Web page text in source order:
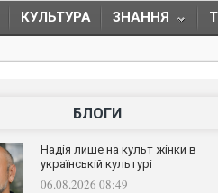
КУЛЬТУРА ЗНАННЯ
БЛОГИ
Надія лише на культ жінки в
українській культурі
06.08.2026 08:49